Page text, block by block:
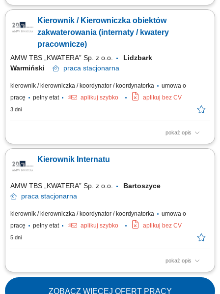
Opis stanowiska Organizowanie i nadzorowanie bieżącego
dokumentacji związanej z zakwaterowaniem, ewidencją wyposażenia
oraz zgłoszeniami technicznymi. Koordynowanie współpracy z firmami
świadczącymi usługi porządkowe,...
Kierownik / Kierowniczka obiektów
zakwaterowania (internaty / kwatery
pracownicze)
AMW TBS „KWATERA” Sp. z o.o.
Lidzbark
Warmiński
praca stacjonarna
kierownik / kierowniczka / koordynator / koordynatorka
umowa o
pracę
pełny etat aplikuj szybko aplikuj bez CV
3 dni
pokaż opis
Opis stanowiska Organizowanie i nadzorowanie bieżącego
dokumentacji związanej z zakwaterowaniem, ewidencją wyposażenia
oraz zgłoszeniami technicznymi. Koordynowanie współpracy z firmami
Kierownik Internatu
AMW TBS „KWATERA” Sp. z o.o.
Bartoszyce
praca stacjonarna
kierownik / kierowniczka / koordynator / koordynatorka
umowa o
pracę
pełny etat aplikuj szybko aplikuj bez CV
5 dni
pokaż opis
Opis stanowiska: Nadzorowanie internatu wojskowego oraz kwater
internatowych w szczególności: kwaterowanie/wykwaterowywanie
mieszkańców oraz sporządzanie dokumentacji, prowadzenie ksiąg
ZOBACZ WIĘCEJ OFERT PRACY